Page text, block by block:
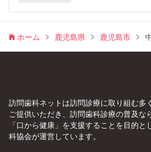
ホーム 鹿児島県 鹿児島市
訪問歯科ネットは訪問診療に取り組む多
ご提供いただき、訪問歯科診療の普及な
「口から健康」を支援することを目的
科協会が運営しています。